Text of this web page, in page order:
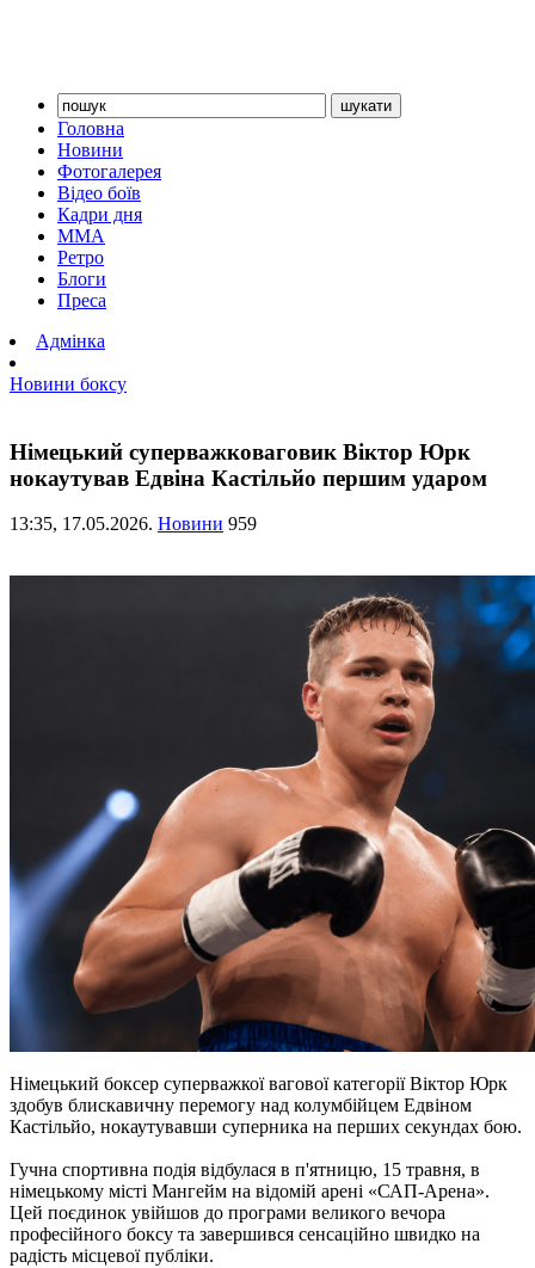
Головна
Новини
Фотогалерея
Відео боїв
Кадри дня
ММА
Ретро
Блоги
Преса
Адмінка
Новини боксу
Німецький суперважковаговик Віктор Юрк
нокаутував Едвіна Кастільйо першим ударом
13:35, 17.05.2026. Новини 959
Німецький боксер суперважкої вагової категорії Віктор Юрк
здобув блискавичну перемогу над колумбійцем Едвіном
Кастільйо, нокаутувавши суперника на перших секундах бою.
Гучна спортивна подія відбулася в п'ятницю, 15 травня, в
німецькому місті Мангейм на відомій арені «САП-Арена».
Цей поєдинок увійшов до програми великого вечора
професійного боксу та завершився сенсаційно швидко на
радість місцевої публіки.